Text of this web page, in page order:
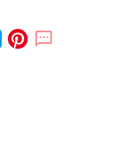
子さんも、イベントや試
子のママ＆パパとさま